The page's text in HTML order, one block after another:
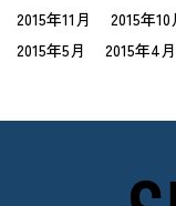
2015年11月
2015年10
2015年5月
2015年4月